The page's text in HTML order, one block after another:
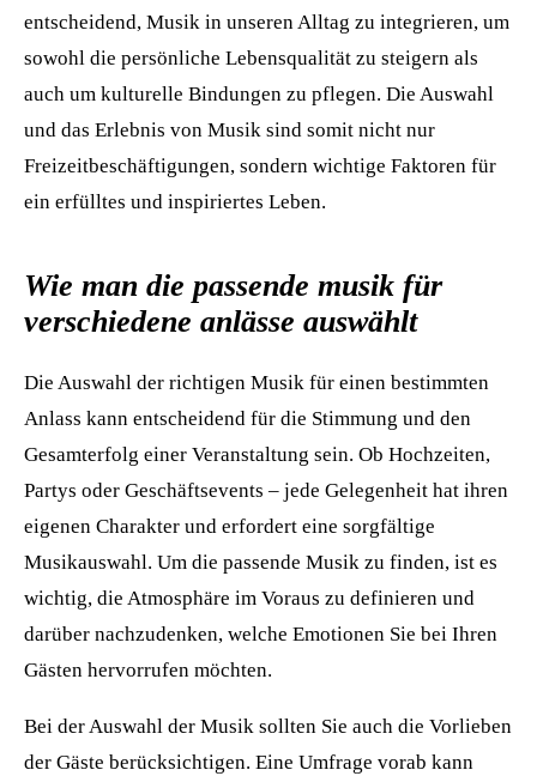
entscheidend, Musik in unseren Alltag zu integrieren, um
sowohl die persönliche Lebensqualität zu steigern als
auch um kulturelle Bindungen zu pflegen. Die Auswahl
und das Erlebnis von Musik sind somit nicht nur
Freizeitbeschäftigungen, sondern wichtige Faktoren für
ein erfülltes und inspiriertes Leben.
Wie man die passende musik für
verschiedene anlässe auswählt
Die Auswahl der richtigen Musik für einen bestimmten
Anlass kann entscheidend für die Stimmung und den
Gesamterfolg einer Veranstaltung sein. Ob Hochzeiten,
Partys oder Geschäftsevents – jede Gelegenheit hat ihren
eigenen Charakter und erfordert eine sorgfältige
Musikauswahl. Um die passende Musik zu finden, ist es
wichtig, die Atmosphäre im Voraus zu definieren und
darüber nachzudenken, welche Emotionen Sie bei Ihren
Gästen hervorrufen möchten.
Bei der Auswahl der Musik sollten Sie auch die Vorlieben
der Gäste berücksichtigen. Eine Umfrage vorab kann